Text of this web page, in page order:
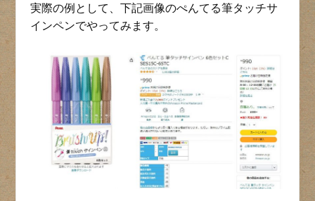
実際の例として、下記画像のぺんてる筆タッチサ
インペンでやってみます。